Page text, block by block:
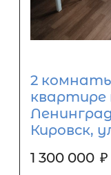
2
квартире
Кировск,
1 300 000 ₽